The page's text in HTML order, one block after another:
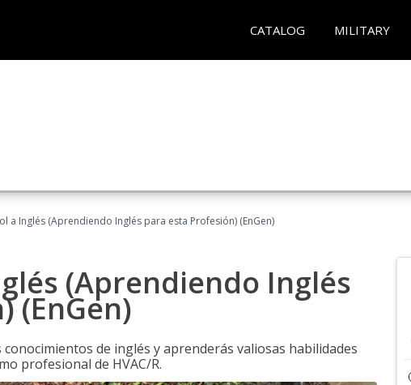
CATALOG MILITARY
a Inglés (Aprendiendo Inglés para esta Profesión) (EnGen)
(Aprendiendo Inglés
(EnGen)
de inglés y aprenderás valiosas habilidades
profesional de HVAC/R.